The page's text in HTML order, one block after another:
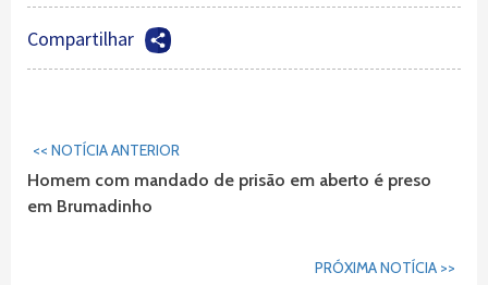
Compartilhar
Continuar
Lendo...
<< NOTÍCIA ANTERIOR
Homem com mandado de prisão em aberto é preso
em Brumadinho
PRÓXIMA NOTÍCIA >>